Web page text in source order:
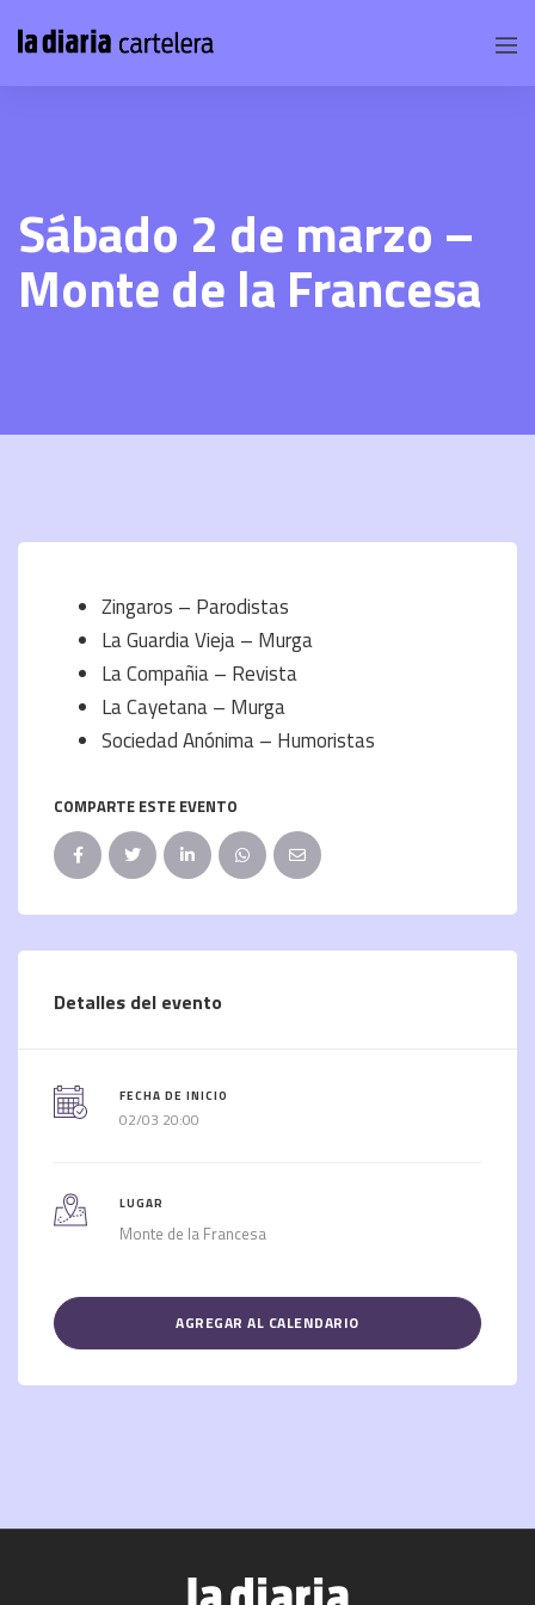
Sábado 2 de marzo –
Monte de la Francesa
Zingaros – Parodistas
La Guardia Vieja – Murga
La Compañia – Revista
La Cayetana – Murga
Sociedad Anónima – Humoristas
COMPARTE ESTE EVENTO
Detalles del evento
FECHA DE INICIO
02/03 20:00
LUGAR
Monte de la Francesa
AGREGAR AL CALENDARIO